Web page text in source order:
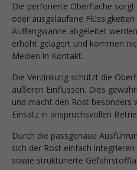
Die perforierte Oberfläche
oder ausgelaufene
Auffangwanne abgeleitet
erhöht gelagert und kommen
Medien in Kontakt.
Die Verzinkung schützt die
äußeren Einflüssen. Dies
und macht den Rost besonders
Einsatz in anspruchsvollen
Durch die passgenaue
sich der Rost einfach
sowie strukturierte